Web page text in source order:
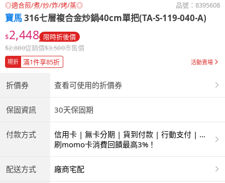
◎適合煎/煮/炒/炸/烤/蒸◎ 品號： 8395608
寶馬316七層複合金炒鍋40cm單把(TA-S-119-040-A)
$2,448 限時折後價
$2,880促銷價$3,500市售價
現折 滿1件享85折 活動賣場
折價券 查看可使用的折價券
保固資訊 30天保固期
付款方式
信用卡 | 無卡分期 | 貨到付款 | 行動支付 | 超
商付款 | ATM | 銀聯卡
刷momo卡消費回饋最高3%！
配送方式 廠商宅配